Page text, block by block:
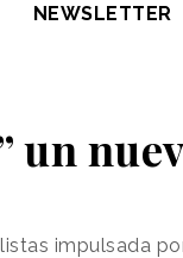
NEWSLETTER
un
impulsada